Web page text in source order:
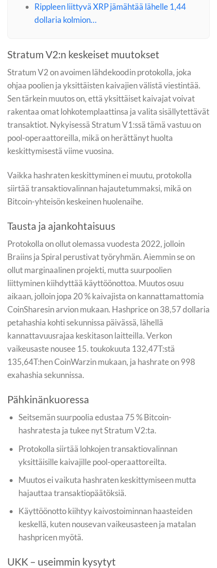
Rippleen liittyvä XRP jämähtää lähelle 1,44
dollaria kolmion…
Stratum V2:n keskeiset muutokset
Stratum V2 on avoimen lähdekoodin protokolla, joka
ohjaa poolien ja yksittäisten kaivajien välistä viestintää.
Sen tärkein muutos on, että yksittäiset kaivajat voivat
rakentaa omat lohkotemplaattinsa ja valita sisällytettävät
transaktiot. Nykyisessä Stratum V1:ssä tämä vastuu on
pool-operaattoreilla, mikä on herättänyt huolta
keskittymisestä viime vuosina.
Vaikka hashraten keskittyminen ei muutu, protokolla
siirtää transaktiovalinnan hajautetummaksi, mikä on
Bitcoin-yhteisön keskeinen huolenaihe.
Tausta ja ajankohtaisuus
Protokolla on ollut olemassa vuodesta 2022, jolloin
Braiins ja Spiral perustivat työryhmän. Aiemmin se on
ollut marginaalinen projekti, mutta suurpoolien
liittyminen kiihdyttää käyttöönottoa. Muutos osuu
aikaan, jolloin jopa 20 % kaivajista on kannattamattomia
CoinSharesin arvion mukaan. Hashprice on 38,57 dollaria
petahashia kohti sekunnissa päivässä, lähellä
kannattavuusrajaa keskitason laitteilla. Verkon
vaikeusaste nousee 15. toukokuuta 132,47T:stä
135,64T:hen CoinWarzin mukaan, ja hashrate on 998
exahashia sekunnissa.
Pähkinänkuoressa
Seitsemän suurpoolia edustaa 75 % Bitcoin-
hashratesta ja tukee nyt Stratum V2:ta.
Protokolla siirtää lohkojen transaktiovalinnan
yksittäisille kaivajille pool-operaattoreilta.
Muutos ei vaikuta hashraten keskittymiseen mutta
hajauttaa transaktiopäätöksiä.
Käyttöönotto kiihtyy kaivostoiminnan haasteiden
keskellä, kuten nousevan vaikeusasteen ja matalan
hashpricen myötä.
UKK – useimmin kysytyt